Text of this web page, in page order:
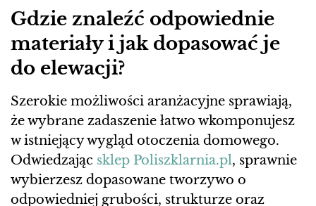
Gdzie znaleźć odpowiednie
materiały i jak dopasować je
do elewacji?
Szerokie możliwości aranżacyjne sprawiają,
że wybrane zadaszenie łatwo wkomponujesz
w istniejący wygląd otoczenia domowego.
Odwiedzając sklep Poliszklarnia.pl, sprawnie
wybierzesz dopasowane tworzywo o
odpowiedniej grubości, strukturze oraz